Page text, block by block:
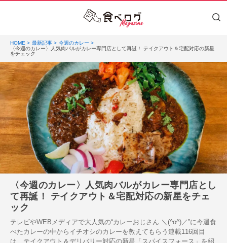
HOME 最新記事
今週のカレー
〈今週のカレー〉人気肉バルがカレー専門店として再誕！ テイクアウト＆宅配対応の新星
をチェック
〈今週のカレー〉人気肉バルがカレー専門店とし
て再誕！ テイクアウト＆宅配対応の新星をチェ
ック
テレビやWEBメディアで大人気の“カレーおじさん ＼(^o^)／”に今週食
べたカレーの中からイチオシのカレーを教えてもらう連載116回目
は、テイクアウト＆デリバリー対応の新星「スパイスフォース」を紹